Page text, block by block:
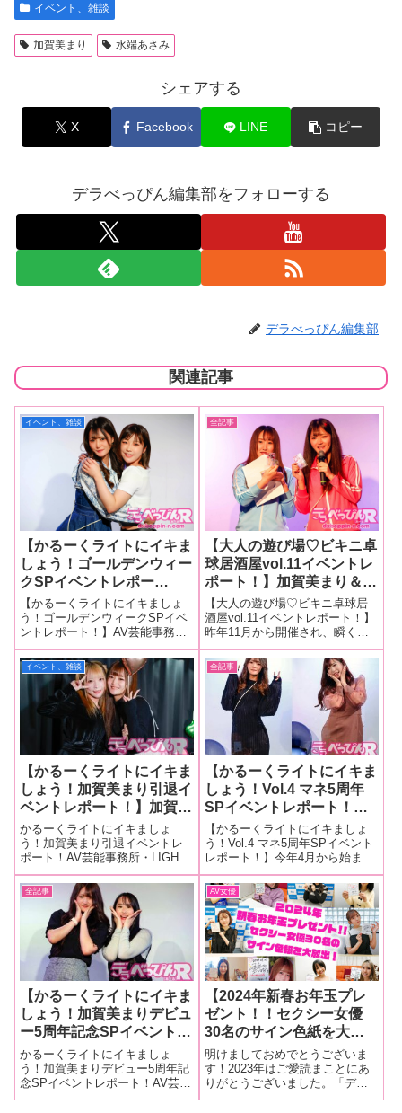
イベント、雑談
加賀美まり 水端あさみ
シェアする
X Facebook LINE コピー
デラべっぴん編集部をフォローする
デラべっぴん編集部
関連記事
イベント、雑談
【かるーくライトにイキま
しょう！ゴールデンウィー
クSPイベントレポー
ト！】加賀美まりと上白美
央が好きな男性器、オナニ
ー事情を赤裸々にカミング
アウト！それを女子マネー
ジャーがさらに深掘り！
【かるーくライトにイキましょ
う！ゴールデンウィークSPイベ
ントレポート！】AV芸能事務
所・LIGHTの冠イベント「かる
ーくライトにイキましょう！ゴ
ールデンウィークSP」が、5月3
日に東京・レフカダ新宿で行わ
れました。今回は同事務所に所
全記事
【大人の遊び場♡ビキニ卓
球居酒屋vol.11イベントレ
ポート！】加賀美まり＆逢
坂瞳がセクシービキニでボ
ールを股間に当てるハプニ
ング！？ スクリーンには
お尻のアップが投影され恥
ずかしがる様子も！
【大人の遊び場♡ビキニ卓球居
酒屋vol.11イベントレポート！】
昨年11月から開催され、瞬く間
に人気イベントとなった「大人
の遊び場♡ビキニ卓球居酒屋
vol.11」が4月8日、東京・レフカ
ダ新宿で開催され、加賀美まり
ちゃんと逢坂瞳ちゃんが出場
イベント、雑談
【かるーくライトにイキま
しょう！加賀美まり引退イ
ベントレポート！】加賀美
まりがAV女優を引退！
円井萌華をイベント後継者
に指名！ 感動のラストは
「やめたくない！」と号
泣！
かるーくライトにイキましょ
う！加賀美まり引退イベントレ
ポート！AV芸能事務所・LIGHT
の冠イベント「かるーくライト
にイキましょう！ 加賀美まり
引退～そして神話が始まる…」
が3月31日、東京・レフカダ新宿
で開催されました。このイベン
トは、A
全記事
【かるーくライトにイキま
しょう！Vol.4 マネ5周年
SPイベントレポート！】
加賀美まりと弘中優がプラ
イベートでの変わったエッ
チを告白！ 事務所女子マ
ネージャーの5周年も祝い
ハッピーな空間に！
【かるーくライトにイキましょ
う！Vol.4 マネ5周年SPイベント
レポート！】今年4月から始まっ
たAV芸能事務所・LIGHTの冠イ
ベント「かるーくライトにイキ
ましょう！Vol.4 マネ5周年SP」
が11月6日、東京・レフカダ新宿
で行われ、同
全記事
【かるーくライトにイキま
しょう！加賀美まりデビュ
ー5周年記念SPイベントレ
ポート！】加賀美まりデビ
ュー5周年をファンが祝
福！ 初登場の五十嵐美月
はトークの天才ぶりを発
かるーくライトにイキましょ
う！加賀美まりデビュー5周年記
念SPイベントレポート！AV芸能
事務所「LIGHT」の冠イベント
AV女優
【2024年新春お年玉プレ
ゼント！！セクシー女優
30名のサイン色紙を大放
出！】青空ひかり、水卜さ
くら、水端あさみ、きみと
歩実、庵ひめか、Nia、和
久井美兎、樟葉杏、宝生め
明けましておめでとうございま
す！2023年はご愛読まことにあ
りがとうございました。「デラ
べっぴんR」読者様にご愛読の感